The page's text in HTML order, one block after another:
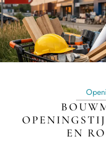
EN